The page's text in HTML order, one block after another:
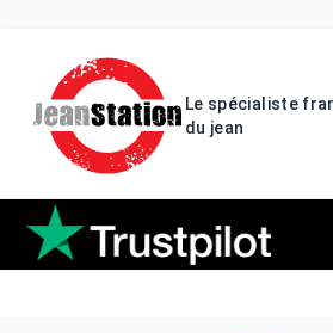
Le spécialiste
du jean